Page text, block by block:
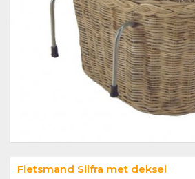
Fietsmand Silfra met deksel